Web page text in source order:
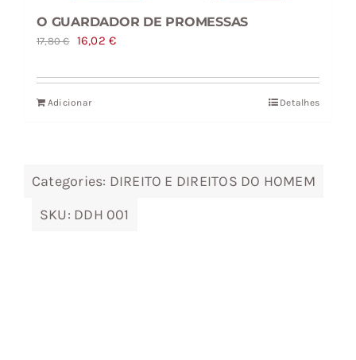
O GUARDADOR DE PROMESSAS
17,80€
O
original
era:
16,02€O
atual
Adicionar Detalhes
Categories: DIREITO E DIREITOS DO HOMEM
SKU: DDH 001